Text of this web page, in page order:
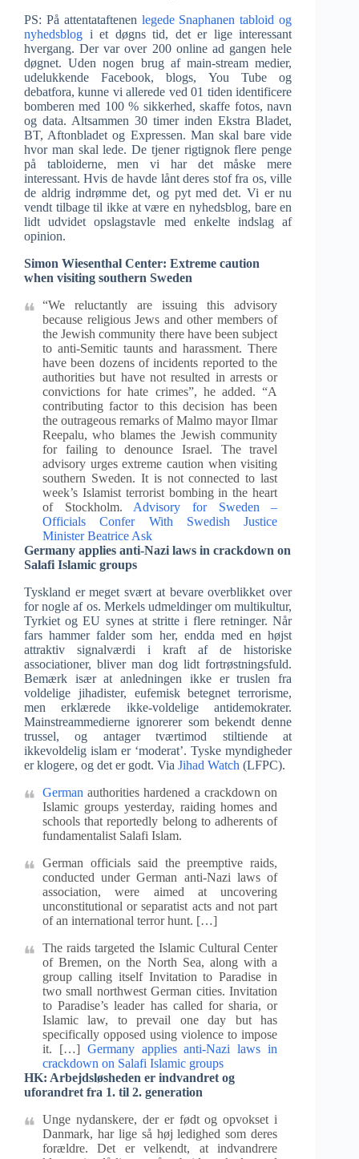
PS: På attentataftenen legede Snaphanen tabloid og
nyhedsblog i et døgns tid, det er lige interessant
hvergang. Der var over 200 online ad gangen hele
døgnet. Uden nogen brug af main-stream medier,
udelukkende Facebook, blogs, You Tube og
debatfora, kunne vi allerede ved 01 tiden identificere
bomberen med 100 % sikkerhed, skaffe fotos, navn
og data. Altsammen 30 timer inden Ekstra Bladet,
BT, Aftonbladet og Expressen. Man skal bare vide
hvor man skal lede. De tjener rigtignok flere penge
på tabloiderne, men vi har det måske mere
interessant. Hvis de havde lånt deres stof fra os, ville
de aldrig indrømme det, og pyt med det. Vi er nu
vendt tilbage til ikke at være en nyhedsblog, bare en
lidt udvidet opslagstavle med enkelte indslag af
opinion.
Simon Wiesenthal Center: Extreme caution
when visiting southern Sweden
“We reluctantly are issuing this advisory
because religious Jews and other members of
the Jewish community there have been subject
to anti-Semitic taunts and harassment. There
have been dozens of incidents reported to the
authorities but have not resulted in arrests or
convictions for hate crimes”, he added. “A
contributing factor to this decision has been
the outrageous remarks of Malmo mayor Ilmar
Reepalu, who blames the Jewish community
for failing to denounce Israel. The travel
advisory urges extreme caution when visiting
southern Sweden. It is not connected to last
week’s Islamist terrorist bombing in the heart
of Stockholm. Advisory for Sweden –
Officials Confer With Swedish Justice
Minister Beatrice Ask
Germany applies anti-Nazi laws in crackdown on
Salafi Islamic groups
Tyskland er meget svært at bevare overblikket over
for nogle af os. Merkels udmeldinger om multikultur,
Tyrkiet og EU synes at stritte i flere retninger. Når
fars hammer falder som her, endda med en højst
attraktiv signalværdi i kraft af de historiske
associationer, bliver man dog lidt fortrøstningsfuld.
Bemærk især at anledningen ikke er truslen fra
voldelige jihadister, eufemisk betegnet terrorisme,
men erklærede ikke-voldelige antidemokrater.
Mainstreammedierne ignorerer som bekendt denne
trussel, og antager tværtimod stiltiende at
ikkevoldelig islam er ‘moderat’. Tyske myndigheder
er klogere, og det er godt. Via Jihad Watch (LFPC).
German authorities hardened a crackdown on
Islamic groups yesterday, raiding homes and
schools that reportedly belong to adherents of
fundamentalist Salafi Islam.
German officials said the preemptive raids,
conducted under German anti-Nazi laws of
association, were aimed at uncovering
unconstitutional or separatist acts and not part
of an international terror hunt. […]
The raids targeted the Islamic Cultural Center
of Bremen, on the North Sea, along with a
group calling itself Invitation to Paradise in
two small northwest German cities. Invitation
to Paradise’s leader has called for sharia, or
Islamic law, to prevail one day but has
specifically opposed using violence to impose
it. […] Germany applies anti-Nazi laws in
crackdown on Salafi Islamic groups
HK: Arbejdsløsheden er indvandret og
uforandret fra 1. til 2. generation
Unge nydanskere, der er født og opvokset i
Danmark, har lige så høj ledighed som deres
forældre. Det er velkendt, at indvandrere